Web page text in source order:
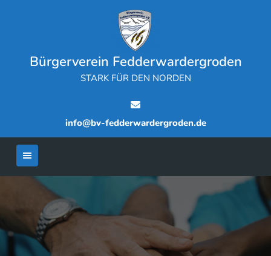
Bürgerverein Fedderwardergroden
STARK FÜR DEN NORDEN
info@bv-fedderwardergroden.de